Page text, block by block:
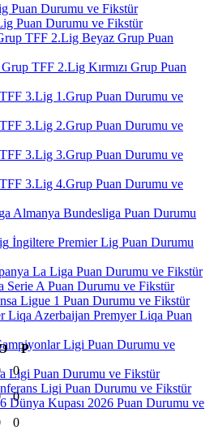
Puan Durumu ve Fikstür
Puan Durumu ve Fikstür
TFF 2.Lig Beyaz Grup Puan
TFF 2.Lig Kırmızı Grup Puan
TFF 3.Lig 1.Grup Puan Durumu ve
TFF 3.Lig 2.Grup Puan Durumu ve
TFF 3.Lig 3.Grup Puan Durumu ve
TFF 3.Lig 4.Grup Puan Durumu ve
Almanya Bundesliga Puan Durumu
İngiltere Premier Lig Puan Durumu
La Liga Puan Durumu ve Fikstür
Serie A Puan Durumu ve Fikstür
Ligue 1 Puan Durumu ve Fikstür
Azerbaijan Premyer Liqa Puan
Ligi Puan Durumu ve
Ligi Puan Durumu ve Fikstür
Ligi Puan Durumu ve Fikstür
Dünya Kupası 2026 Puan Durumu ve
P
0
0
0